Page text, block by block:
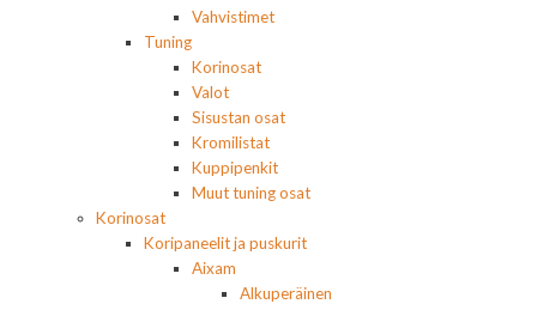
Vahvistimet
Tuning
Korinosat
Valot
Sisustan osat
Kromilistat
Kuppipenkit
Muut tuning osat
Korinosat
Koripaneelit ja puskurit
Aixam
Alkuperäinen